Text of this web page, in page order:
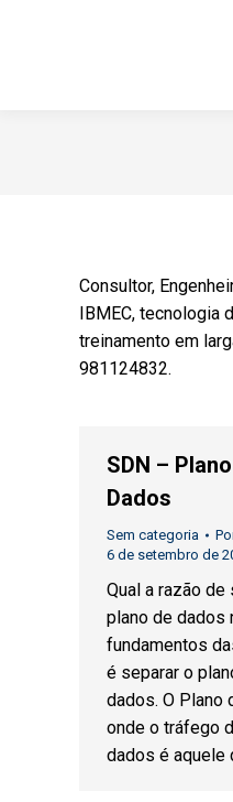
Consultor,
IBMEC, tecnologia
treinamento em
981124832.
SDN –
Dados
Sem categoria
6 de setembro de
Qual a razão
plano de dados
fundamentos
é separar o
dados. O Plano
onde o tráfego
dados é aquele